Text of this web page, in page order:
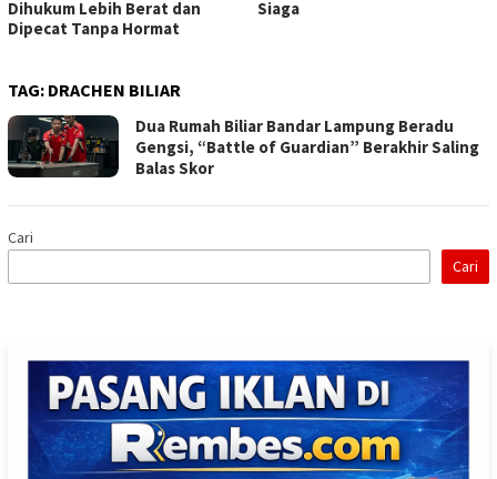
Dihukum Lebih Berat dan
Dipecat Tanpa Hormat
Siaga
TAG: DRACHEN BILIAR
Dua Rumah Biliar Bandar Lampung Beradu
Gengsi, “Battle of Guardian” Berakhir Saling
Balas Skor
Cari
Cari